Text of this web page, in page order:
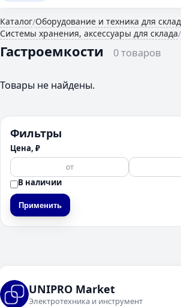
Каталог/Оборудование и техника для
Системы хранения, аксессуары для склада/
Гастроемкости 0 товаров
Фильтры
Цена, ₽
В наличии
Применить
Товары не найдены.
UNIPRO Market
Электротехника и инструмент